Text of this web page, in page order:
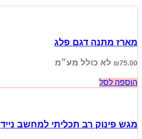
מארז מתנה דגם פלג
₪75.00 לא כולל מע״מ
הוספה לסל
מגש פינוק רב תכליתי למחשב נייד